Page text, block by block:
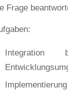
Frage
Integration